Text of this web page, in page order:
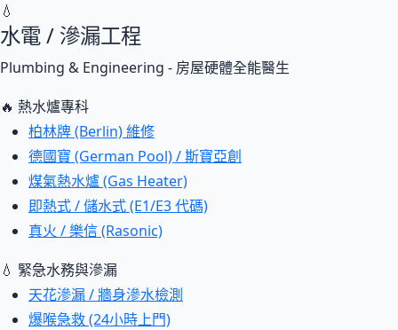
💧
水電 / 滲漏工程
Plumbing & Engineering - 房屋硬體全能醫生
🔥 熱水爐專科
柏林牌 (Berlin) 維修
德國寶 (German Pool) / 斯寶亞創
煤氣熱水爐 (Gas Heater)
即熱式 / 儲水式 (E1/E3 代碼)
真火 / 樂信 (Rasonic)
💧 緊急水務與滲漏
天花滲漏 / 牆身滲水檢測
爆喉急救 (24小時上門)